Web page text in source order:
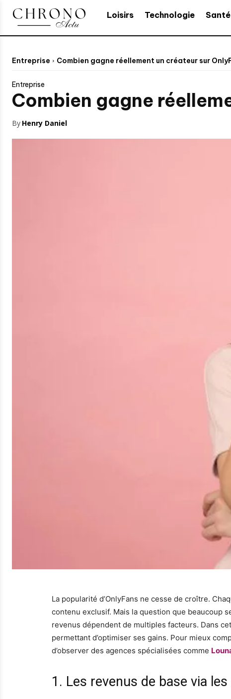
Loisirs Technologie Santé
Entreprise Combien gagne réellement un créateur sur
Entreprise
Combien gagne
By Henry Daniel
La popularité d’OnlyFans ne cesse de croître.
contenu exclusif. Mais la question que beaucoup
revenus dépendent de multiples facteurs. Dans
permettant d’optimiser ses gains. Pour mieux
d’observer des agences spécialisées comme
1. Les revenus de base via